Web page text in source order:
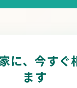
に、今すぐ
ます